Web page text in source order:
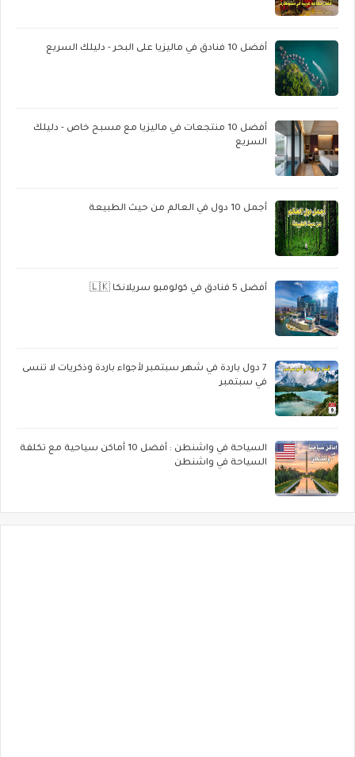
أفضل 10 فنادق في ماليزيا على البحر - دليلك السريع
أفضل 10 منتجعات في ماليزيا مع مسبح خاص - دليلك
السريع
أجمل 10 دول في العالم من حيث الطبيعة
أفضل 5 فنادق في كولومبو سريلانكا 🇱🇰
7 دول باردة في شهر سبتمبر لأجواء باردة وذكريات لا تنسى
في سبتمبر
السياحة في واشنطن : أفضل 10 أماكن سياحية مع تكلفة
السياحة في واشنطن